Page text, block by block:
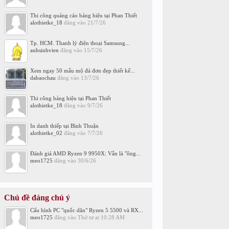
Thi công quảng cáo bảng hiệu tại Phan Thiết
alothietke_18 đăng vào 21/7/26
Tp. HCM. Thanh lý điện thoại Samsung...
anhsinhvien đăng vào 15/7/26
Xem ngay 50 mẫu mộ đá đơn đẹp thiết kế...
dabaochau đăng vào 13/7/26
Thi công bảng hiệu tại Phan Thiết
alothietke_18 đăng vào 9/7/26
In danh thiếp tại Bình Thuận
alothietke_02 đăng vào 7/7/26
Đánh giá AMD Ryzen 9 9950X: Vẫn là "ông...
meo1725 đăng vào 30/6/26
Chủ đề đáng chú ý
Cấu hình PC "quốc dân" Ryzen 5 5500 và RX...
meo1725 đăng vào Thứ tư at 10:28 AM